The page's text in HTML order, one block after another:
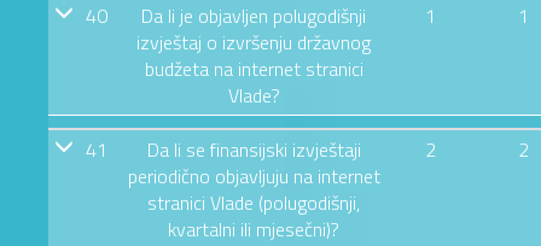
40
Da li je objavljen polugodišnji
izvještaj o izvršenju državnog
budžeta na internet stranici
Vlade?
1 1
41
Da li se finansijski izvještaji
periodično objavljuju na internet
stranici Vlade (polugodišnji,
kvartalni ili mjesečni)?
2 2